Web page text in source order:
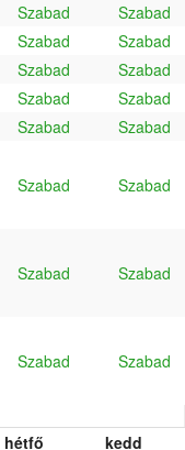
Szabad
Szabad
Szabad
Szabad
Szabad
Szabad
Szabad
Szabad
Szabad
Szabad
Szabad Szabad
Szabad Szabad
Szabad Szabad
hétfő
kedd